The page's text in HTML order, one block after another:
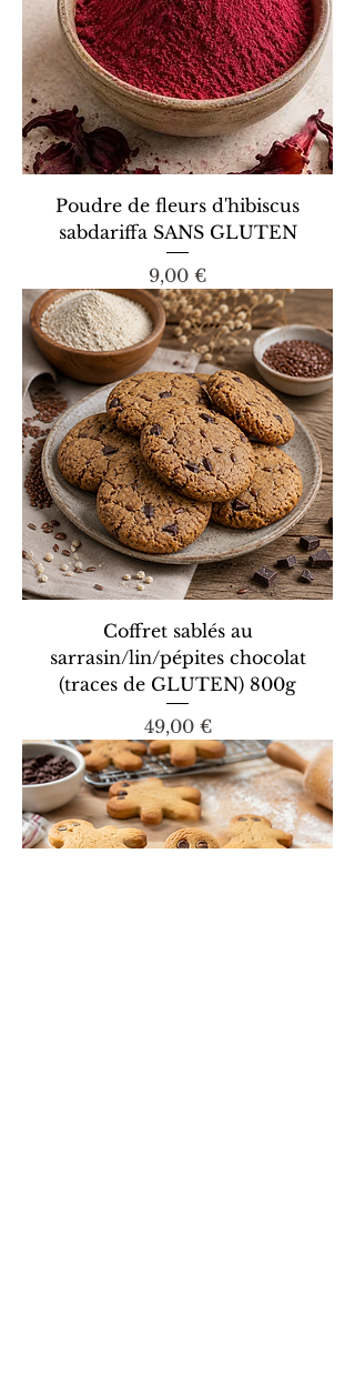
Poudre de fleurs d'hibiscus
sabdariffa SANS GLUTEN
Prix
9,00 €
Coffret sablés au
sarrasin/lin/pépites chocolat
(traces de GLUTEN) 800g
Prix
49,00 €